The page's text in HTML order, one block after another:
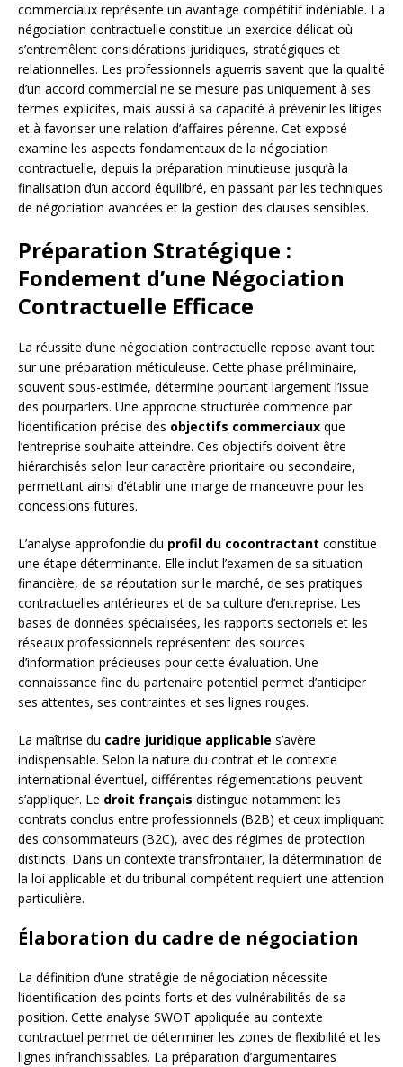
commerciaux représente un avantage compétitif indéniable. La
négociation contractuelle constitue un exercice délicat où
s’entremêlent considérations juridiques, stratégiques et
relationnelles. Les professionnels aguerris savent que la qualité
d’un accord commercial ne se mesure pas uniquement à ses
termes explicites, mais aussi à sa capacité à prévenir les litiges
et à favoriser une relation d’affaires pérenne. Cet exposé
examine les aspects fondamentaux de la négociation
contractuelle, depuis la préparation minutieuse jusqu’à la
finalisation d’un accord équilibré, en passant par les techniques
de négociation avancées et la gestion des clauses sensibles.
Préparation Stratégique :
Fondement d’une Négociation
Contractuelle Efficace
La réussite d’une négociation contractuelle repose avant tout
sur une préparation méticuleuse. Cette phase préliminaire,
souvent sous-estimée, détermine pourtant largement l’issue
des pourparlers. Une approche structurée commence par
l’identification précise des objectifs commerciaux que
l’entreprise souhaite atteindre. Ces objectifs doivent être
hiérarchisés selon leur caractère prioritaire ou secondaire,
permettant ainsi d’établir une marge de manœuvre pour les
concessions futures.
L’analyse approfondie du profil du cocontractant constitue
une étape déterminante. Elle inclut l’examen de sa situation
financière, de sa réputation sur le marché, de ses pratiques
contractuelles antérieures et de sa culture d’entreprise. Les
bases de données spécialisées, les rapports sectoriels et les
réseaux professionnels représentent des sources
d’information précieuses pour cette évaluation. Une
connaissance fine du partenaire potentiel permet d’anticiper
ses attentes, ses contraintes et ses lignes rouges.
La maîtrise du cadre juridique applicable s’avère
indispensable. Selon la nature du contrat et le contexte
international éventuel, différentes réglementations peuvent
s’appliquer. Le droit français distingue notamment les
contrats conclus entre professionnels (B2B) et ceux impliquant
des consommateurs (B2C), avec des régimes de protection
distincts. Dans un contexte transfrontalier, la détermination de
la loi applicable et du tribunal compétent requiert une attention
particulière.
Élaboration du cadre de négociation
La définition d’une stratégie de négociation nécessite
l’identification des points forts et des vulnérabilités de sa
position. Cette analyse SWOT appliquée au contexte
contractuel permet de déterminer les zones de flexibilité et les
lignes infranchissables. La préparation d’argumentaires